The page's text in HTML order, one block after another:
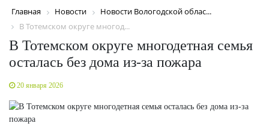
Главная Новости
Новости Вологодской облас...
В Тотемском округе многод...
В Тотемском округе многодетная семья
осталась без дома из-за пожара
20 января 2026